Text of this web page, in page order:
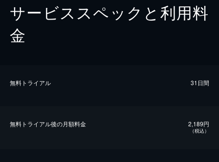
サービススペックと利用料
金
無料トライアル 31日間
無料トライアル後の⽉額料金 2,189円
（税込）